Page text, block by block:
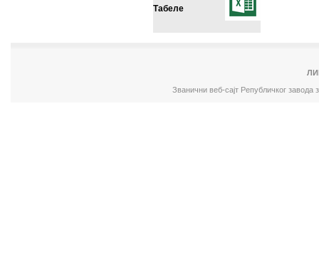
Табеле
Званични веб-сајт Републичког